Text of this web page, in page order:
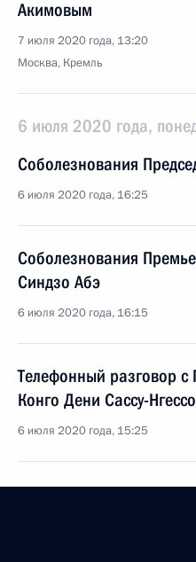
Акимовым
7 июля 2020 года, 13:20
Москва, Кремль
6 июля 2020 года,
Соболезнования
6 июля 2020 года, 16:25
Соболезнования
Синдзо Абэ
6 июля 2020 года, 16:15
Телефонный разговор с
Конго Дени Сассу-Нгессо
6 июля 2020 года, 15:25
Встреча с главой